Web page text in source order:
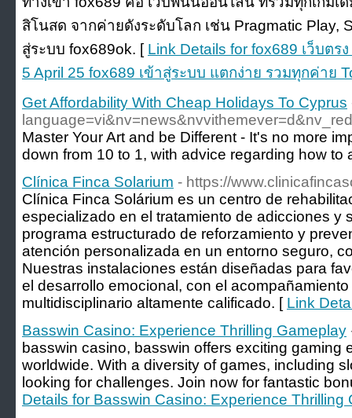
สิโนสด จากค่ายดังระดับโลก เช่น Pragmatic Play,
สู่ระบบ fox689ok. [ Link Details for fox689 เว็บตร
5 April 25 fox689 เข้าสู่ระบบ แตกง่าย รวมทุกค่าย
Get Affordability With Cheap Holidays To Cyprus
Master Your Art and be Different - It's no more
down from 10 to 1, with advice regarding how to
Clínica Finca Solarium - https://
Clínica Finca Solárium es un centro de
especializado en el tratamiento de adicciones y
programa estructurado de reforzamiento y
atención personalizada en un entorno seguro,
Nuestras instalaciones están diseñadas para
el desarrollo emocional, con el
multidisciplinario altamente calificado. [ Link
Basswin Casino: Experience Thrilling Gameplay
basswin casino, basswin offers exciting gaming
worldwide. With a diversity of games, including
looking for challenges. Join now for fantastic
Details for Basswin Casino: Experience Thrilling